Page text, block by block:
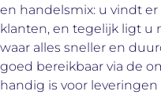
en handelsmix: u vindt
klanten, en tegelijk ligt u
waar alles sneller en
goed bereikbaar via de
handig is voor